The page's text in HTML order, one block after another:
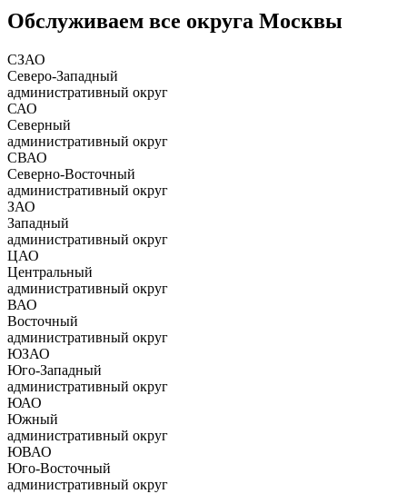
Обслуживаем все округа Москвы
СЗАО
Северо-Западный
административный округ
САО
Северный
административный округ
СВАО
Северно-Восточный
административный округ
ЗАО
Западный
административный округ
ЦАО
Центральный
административный округ
ВАО
Восточный
административный округ
ЮЗАО
Юго-Западный
административный округ
ЮАО
Южный
административный округ
ЮВАО
Юго-Восточный
административный округ